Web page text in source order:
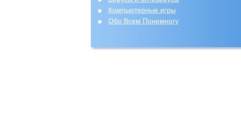
Компьютерные игры
Обо Всем Понемногу